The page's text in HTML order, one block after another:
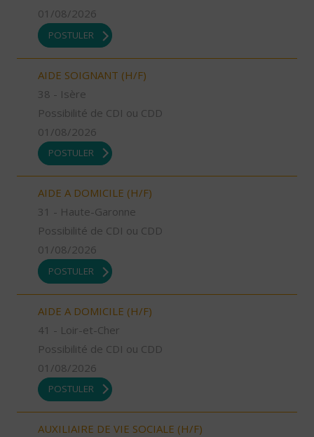
01/08/2026
POSTULER
AIDE SOIGNANT (H/F)
38 - Isère
Possibilité de CDI ou CDD
01/08/2026
POSTULER
AIDE A DOMICILE (H/F)
31 - Haute-Garonne
Possibilité de CDI ou CDD
01/08/2026
POSTULER
AIDE A DOMICILE (H/F)
41 - Loir-et-Cher
Possibilité de CDI ou CDD
01/08/2026
POSTULER
AUXILIAIRE DE VIE SOCIALE (H/F)